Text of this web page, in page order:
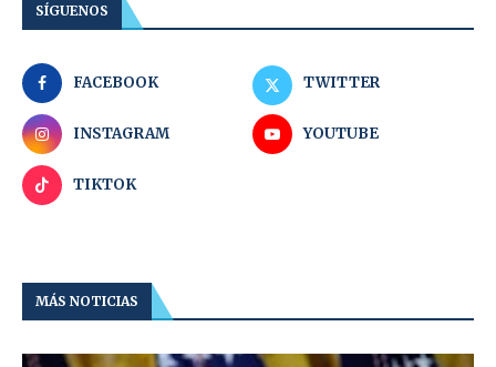
SÍGUENOS
FACEBOOK TWITTER
INSTAGRAM YOUTUBE
TIKTOK
MÁS NOTICIAS